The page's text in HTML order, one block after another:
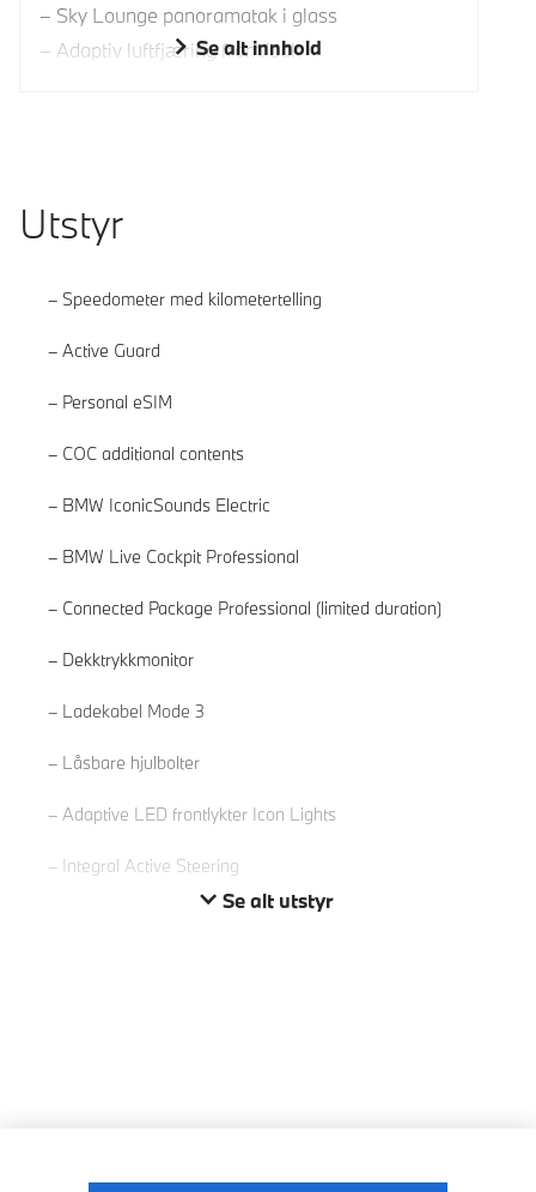
Sky Lounge panoramatak i glass
Adaptiv luftfjæring fram/bak
Se alt innhold
Utstyr
Speedometer med kilometertelling
Active Guard
Personal eSIM
COC additional contents
BMW IconicSounds Electric
BMW Live Cockpit Professional
Connected Package Professional (limited duration)
Dekktrykkmonitor
Ladekabel Mode 3
Låsbare hjulbolter
Adaptive LED frontlykter Icon Lights
Integral Active Steering
Se alt utstyr
Les mer